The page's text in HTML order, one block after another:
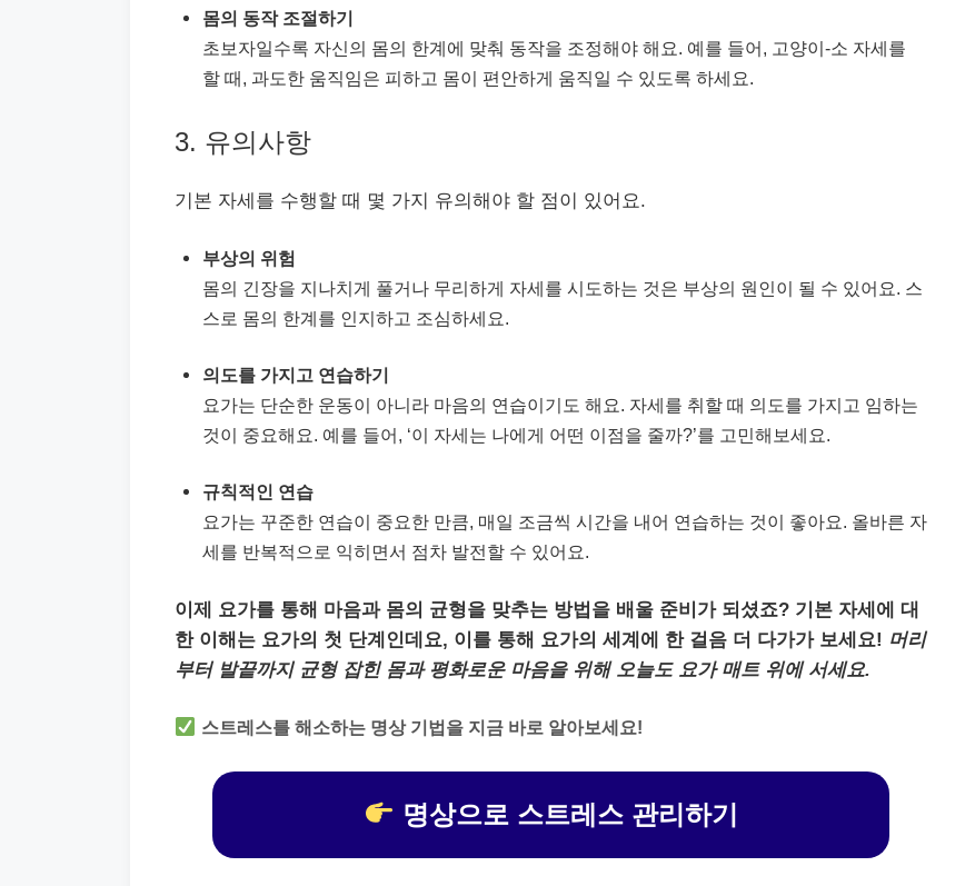
몸의 동작 조절하기
초보자일수록 자신의 몸의 한계에 맞춰 동작을 조정해야 해요. 예를 들어, 고양이-소 자세를
할 때, 과도한 움직임은 피하고 몸이 편안하게 움직일 수 있도록 하세요.
3. 유의사항
기본 자세를 수행할 때 몇 가지 유의해야 할 점이 있어요.
부상의 위험
몸의 긴장을 지나치게 풀거나 무리하게 자세를 시도하는 것은 부상의 원인이 될 수 있어요. 스
스로 몸의 한계를 인지하고 조심하세요.
의도를 가지고 연습하기
요가는 단순한 운동이 아니라 마음의 연습이기도 해요. 자세를 취할 때 의도를 가지고 임하는
것이 중요해요. 예를 들어, ‘이 자세는 나에게 어떤 이점을 줄까?’를 고민해보세요.
규칙적인 연습
요가는 꾸준한 연습이 중요한 만큼, 매일 조금씩 시간을 내어 연습하는 것이 좋아요. 올바른 자
세를 반복적으로 익히면서 점차 발전할 수 있어요.
이제 요가를 통해 마음과 몸의 균형을 맞추는 방법을 배울 준비가 되셨죠? 기본 자세에 대
한 이해는 요가의 첫 단계인데요, 이를 통해 요가의 세계에 한 걸음 더 다가가 보세요! 머리
부터 발끝까지 균형 잡힌 몸과 평화로운 마음을 위해 오늘도 요가 매트 위에 서세요.
스트레스를 해소하는 명상 기법을 지금 바로 알아보세요!
명상으로 스트레스 관리하기